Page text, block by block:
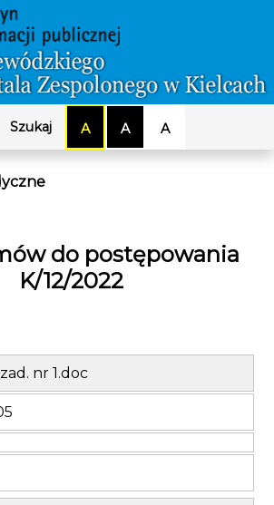
Szukaj A A A
do postępowania
K/12/2022
nr 1.doc